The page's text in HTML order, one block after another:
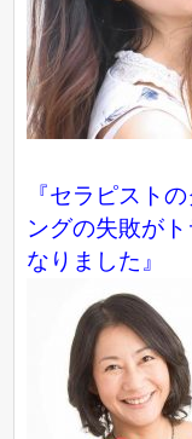
『セラピスト
ングの失敗が
なりました』